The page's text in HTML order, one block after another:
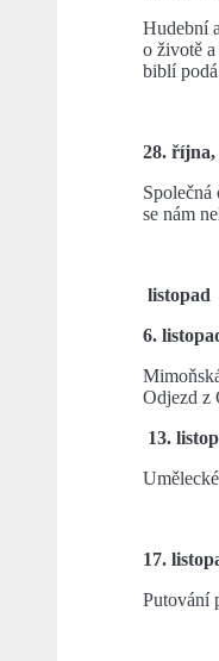
Hudební
o životě
biblí
28. října,
se nám
listopad
6.
Odjezd z
13.
17.
Putování